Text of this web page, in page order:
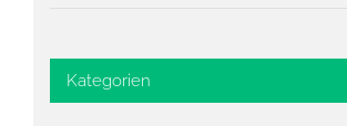
Kategorien